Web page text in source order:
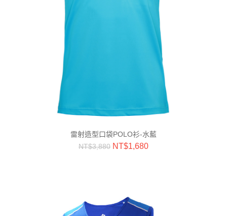
雷射造型口袋POLO衫-水藍
NT$3,880 NT$1,680